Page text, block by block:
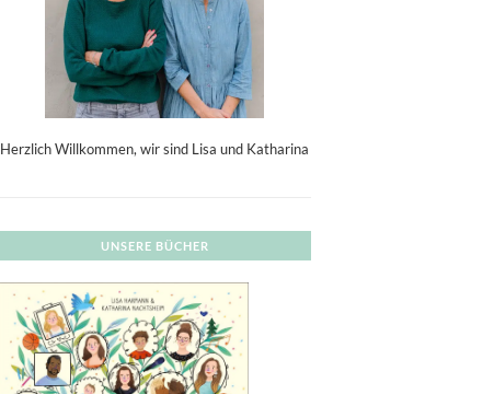
Herzlich Willkommen, wir sind Lisa und Katharina
UNSERE BÜCHER